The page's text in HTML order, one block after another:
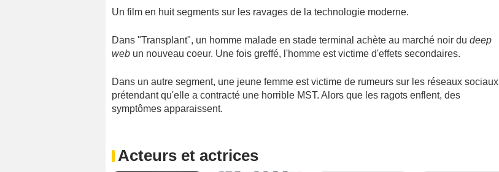
Un film en huit segments sur les ravages de la technologie moderne.
Dans "Transplant", un homme malade en stade terminal achète au marché noir du deep
web un nouveau coeur. Une fois greffé, l'homme est victime d'effets secondaires.
Dans un autre segment, une jeune femme est victime de rumeurs sur les réseaux sociaux
prétendant qu'elle a contracté une horrible MST. Alors que les ragots enflent, des
symptômes apparaissent.
Acteurs et actrices